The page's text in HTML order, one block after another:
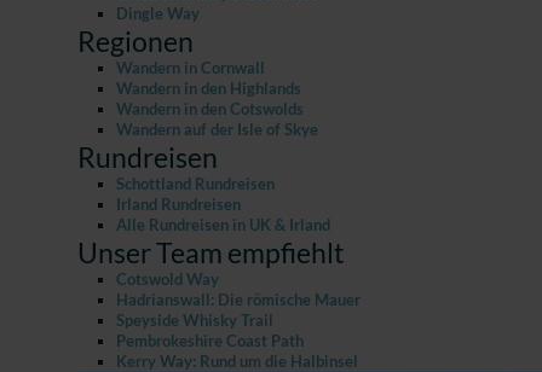
Dingle Way
Regionen
Wandern in Cornwall
Wandern in den Highlands
Wandern in den Cotswolds
Wandern auf der Isle of Skye
Rundreisen
Schottland Rundreisen
Irland Rundreisen
Alle Rundreisen in UK & Irland
Unser Team empfiehlt
Cotswold Way
Hadrianswall: Die römische Mauer
Speyside Whisky Trail
Pembrokeshire Coast Path
Kerry Way: Rund um die Halbinsel